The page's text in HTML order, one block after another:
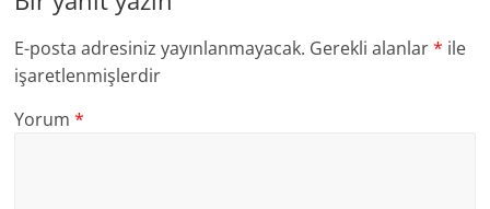
E-posta adresiniz yayınlanmayacak. Gerekli alanlar* ile
işaretlenmişlerdir
Yorum*